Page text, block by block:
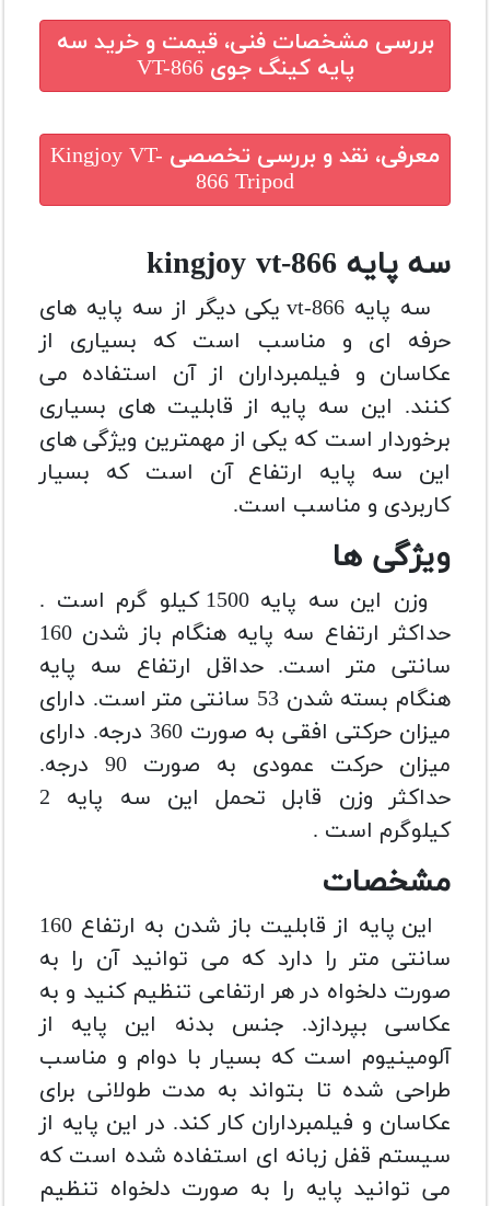
بررسی مشخصات فنی، قیمت و خریدسه
پایه کینگ جوی VT-866
معرفی، نقد و بررسی تخصصی Kingjoy VT-
866 Tripod
سه پایه kingjoy vt-866
سه پایه vt-866 یکی دیگر از سه پایه های
حرفه ای و مناسب است که بسیاری از
عکاسان و فیلمبرداران از آن استفاده می
کنند. این سه پایه از قابلیت های بسیاری
برخوردار است که یکی از مهمترین ویژگی های
این سه پایه ارتفاع آن است که بسیار
کاربردی و مناسب است.
ویژگی ها
وزن این سه پایه 1500 کیلو گرم است .
حداکثر ارتفاع سه پایه هنگام باز شدن 160
سانتی متر است. حداقل ارتفاع سه پایه
هنگام بسته شدن 53 سانتی متر است.
دارای
میزان حرکتی افقی به صورت 360 درجه.
دارای
میزان حرکت عمودی به صورت 90 درجه.
حداکثر وزن قابل تحمل این سه پایه 2
کیلوگرم است .
مشخصات
این پایه از قابلیت باز شدن به ارتفاع 160
سانتی متر را دارد که می توانید آن را به
صورت دلخواه در هر ارتفاعی تنظیم کنید و به
عکاسی بپردازد.
جنس بدنه این پایه از
آلومینیوم است که بسیار با دوام و مناسب
طراحی شده تا بتواند به مدت طولانی برای
عکاسان و فیلمبرداران کار کند. در این پایه از
سیستم قفل زبانه ای استفاده شده است که
می توانید پایه را به صورت دلخواه تنظیم